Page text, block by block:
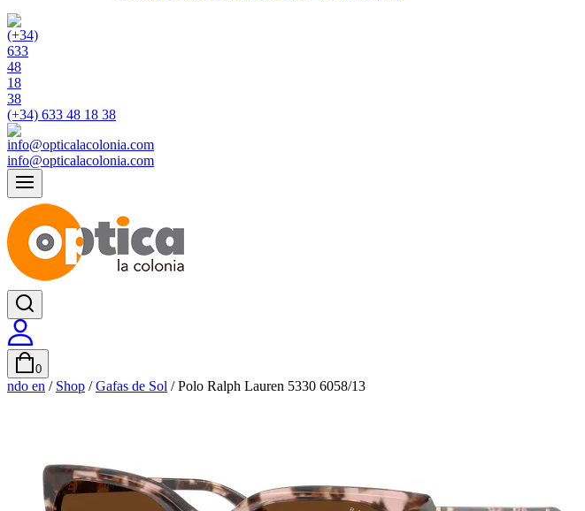
(+34) 633 48 18 38
info@opticalacolonia.com
0
ndo en / Shop / Gafas de Sol / Polo Ralph Lauren 5330 6058/13